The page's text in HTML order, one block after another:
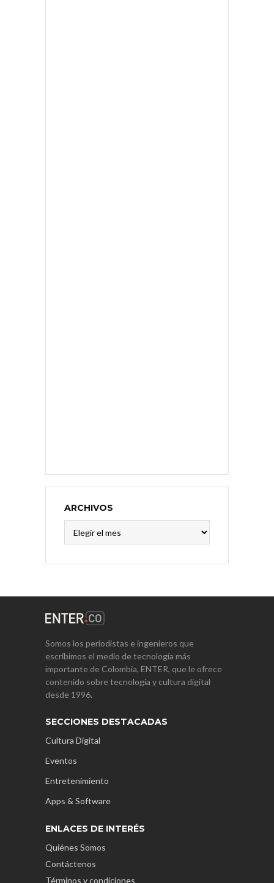
ARCHIVOS
Somos los periodistas e ingenieros que
escribimos el medio de tecnología más
importante de Colombia, ENTER, que le ofrece
contenido sobre tecnología y cultura digital
desde 1996.
SECCIONES DESTACADAS
Cultura Digital
Eventos
Entretenimiento
Apps & Software
ENLACES DE INTERÉS
Quiénes Somos
Contáctenos
Términos y condiciones